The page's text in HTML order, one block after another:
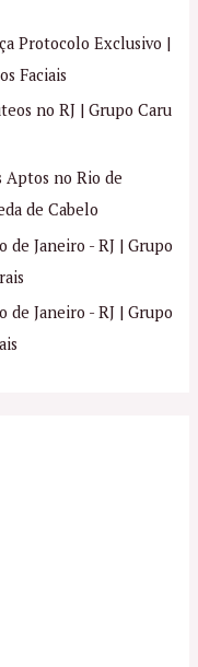
Protocolo Exclusivo |
Faciais
no RJ | Grupo Caru
Aptos no Rio de
de Cabelo
Janeiro - RJ | Grupo
Janeiro - RJ | Grupo